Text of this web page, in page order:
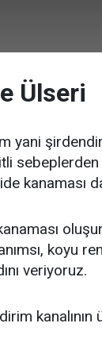
Ülseri
yani
kanaması
koyu
veriyoruz.
kanalının